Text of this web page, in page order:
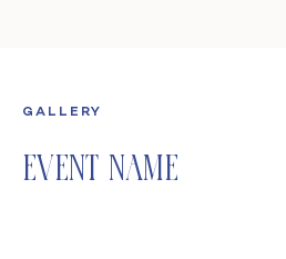
GALLERY
Event Name